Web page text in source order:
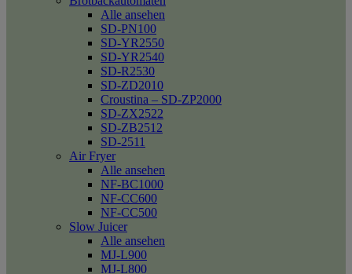
Alle ansehen
SD-PN100
SD-YR2550
SD-YR2540
SD-R2530
SD-ZD2010
Croustina – SD-ZP2000
SD-ZX2522
SD-ZB2512
SD-2511
Air Fryer
Alle ansehen
NF-BC1000
NF-CC600
NF-CC500
Slow Juicer
Alle ansehen
MJ-L900
MJ-L800